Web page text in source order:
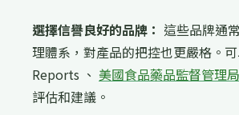
選擇信譽良好的品牌： 這些品牌通
理體系，對產品的把控也更嚴格。
Reports 、 美國食品藥品監督管理局
評估和建議。